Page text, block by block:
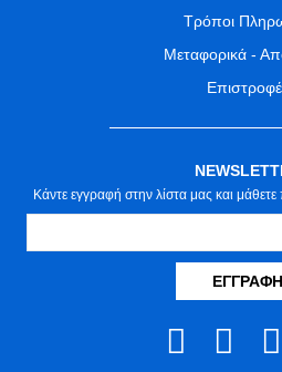
Τρόποι
Μεταφορικά -
Κάντε εγγραφή στην λίστα μας και
ΕΓΓΡΑΦΉ